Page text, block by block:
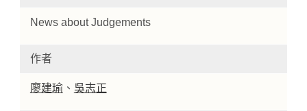
Home
News about Judgements
作者
廖建瑜 、 吳志正